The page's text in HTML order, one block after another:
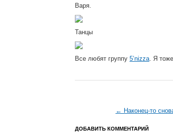
Варя.
Танцы
Все любят группу 5’nizza. Я
← Наконец-то
ДОБАВИТЬ КОММЕНТАРИЙ